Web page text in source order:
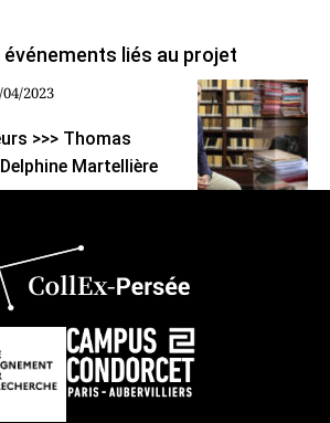
liés au projet
2023
>>> Thomas
Martellière